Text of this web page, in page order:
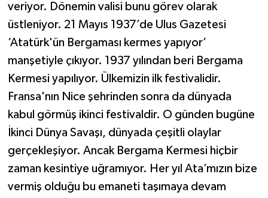
veriyor. Dönemin valisi bunu görev olarak
üstleniyor. 21 Mayıs 1937’de Ulus Gazetesi
‘Atatürk'ün Bergaması kermes yapıyor’
manşetiyle çıkıyor. 1937 yılından beri Bergama
Kermesi yapılıyor. Ülkemizin ilk festivalidir.
Fransa'nın Nice şehrinden sonra da dünyada
kabul görmüş ikinci festivaldir. O günden bugüne
İkinci Dünya Savaşı, dünyada çeşitli olaylar
gerçekleşiyor. Ancak Bergama Kermesi hiçbir
zaman kesintiye uğramıyor. Her yıl Ata’mızın bize
vermiş olduğu bu emaneti taşımaya devam